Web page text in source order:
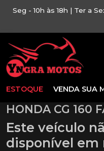
Seg - 10h às 18h | Ter a
ESTOQUE VENDA SUA
HONDA CG 160
Este veículo
disponível em